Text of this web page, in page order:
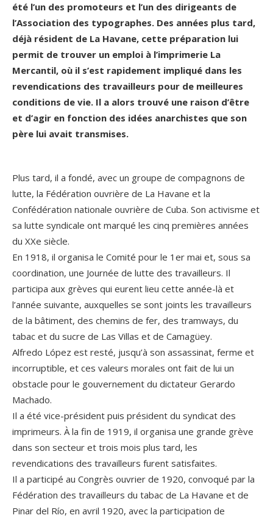
été l’un des promoteurs et l’un des dirigeants de
l’Association des typographes. Des années plus tard,
déjà résident de La Havane, cette préparation lui
permit de trouver un emploi à l’imprimerie La
Mercantil, où il s’est rapidement impliqué dans les
revendications des travailleurs pour de meilleures
conditions de vie. Il a alors trouvé une raison d’être
et d’agir en fonction des idées anarchistes que son
père lui avait transmises.
Plus tard, il a fondé, avec un groupe de compagnons de
lutte, la Fédération ouvrière de La Havane et la
Confédération nationale ouvrière de Cuba. Son activisme et
sa lutte syndicale ont marqué les cinq premières années
du XXe siècle.
En 1918, il organisa le Comité pour le 1er mai et, sous sa
coordination, une Journée de lutte des travailleurs. Il
participa aux grèves qui eurent lieu cette année-là et
l’année suivante, auxquelles se sont joints les travailleurs
de la bâtiment, des chemins de fer, des tramways, du
tabac et du sucre de Las Villas et de Camagüey.
Alfredo López est resté, jusqu’à son assassinat, ferme et
incorruptible, et ces valeurs morales ont fait de lui un
obstacle pour le gouvernement du dictateur Gerardo
Machado.
Il a été vice-président puis président du syndicat des
imprimeurs. À la fin de 1919, il organisa une grande grève
dans son secteur et trois mois plus tard, les
revendications des travailleurs furent satisfaites.
Il a participé au Congrès ouvrier de 1920, convoqué par la
Fédération des travailleurs du tabac de La Havane et de
Pinar del Río, en avril 1920, avec la participation de